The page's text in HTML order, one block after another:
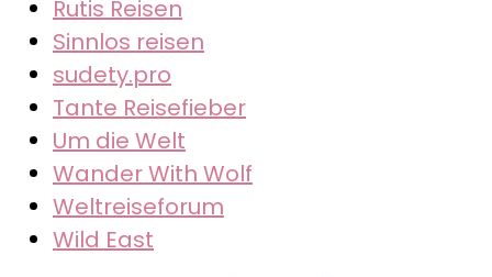
Rutis Reisen
Sinnlos reisen
sudety.pro
Tante Reisefieber
Um die Welt
Wander With Wolf
Weltreiseforum
Wild East